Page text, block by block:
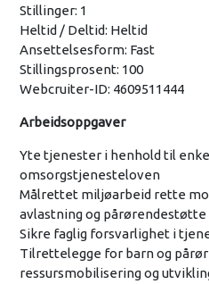
Stillinger: 1
Heltid / Deltid: Heltid
Ansettelsesform: Fast
Stillingsprosent: 100
Webcruiter-ID: 4609511444
Arbeidsoppgaver
Yte tjenester i henhold til
omsorgstjenesteloven
Målrettet miljøarbeid rette
avlastning og pårørendestøtte
Sikre faglig forsvarlighet i
Tilrettelegge for barn og
ressursmobilisering og